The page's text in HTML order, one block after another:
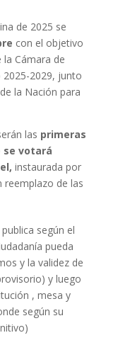
de 2025 se
con el objetivo
la Cámara de
2029, junto
la Nación para
las primeras
se votará
instaurada por
reemplazo de las
publica según el
pueda
y la validez de
y luego
, mesa y
según su